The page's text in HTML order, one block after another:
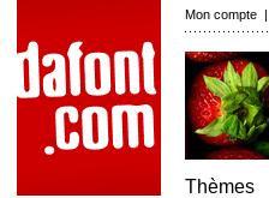
Mon compte |
Thèmes